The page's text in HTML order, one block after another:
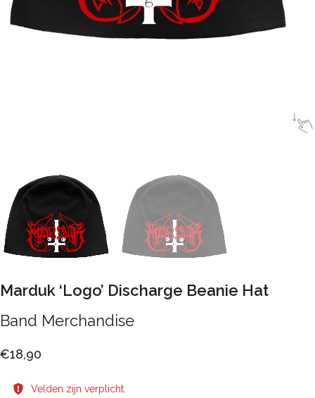
Marduk ‘Logo’ Discharge Beanie Hat
Band Merchandise
€18,90
Velden zijn verplicht.